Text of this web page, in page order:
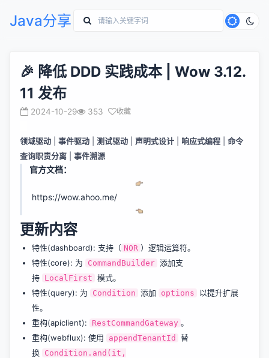
Java分享
🎉 降低 DDD 实践成本 | Wow 3.12.
11 发布
2024-10-29 353 收藏
领域驱动 事件驱动 测试驱动 声明式设计 响应式编程
命令
查询职责分离
事件溯源
官方文档：
https://wow.ahoo.me/
更新内容
特性(dashboard): 支持（ NOR ）逻辑运算符。
特性(core): 为
CommandBuilder 添加支
持
LocalFirst 模式。
特性(query): 为
Condition 添加 options
以提升扩展
性。
重构(apiclient):
RestCommandGateway 。
重构(webflux): 使用
appendTenantId
替
换
Condition.and(it,